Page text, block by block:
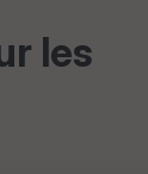
les